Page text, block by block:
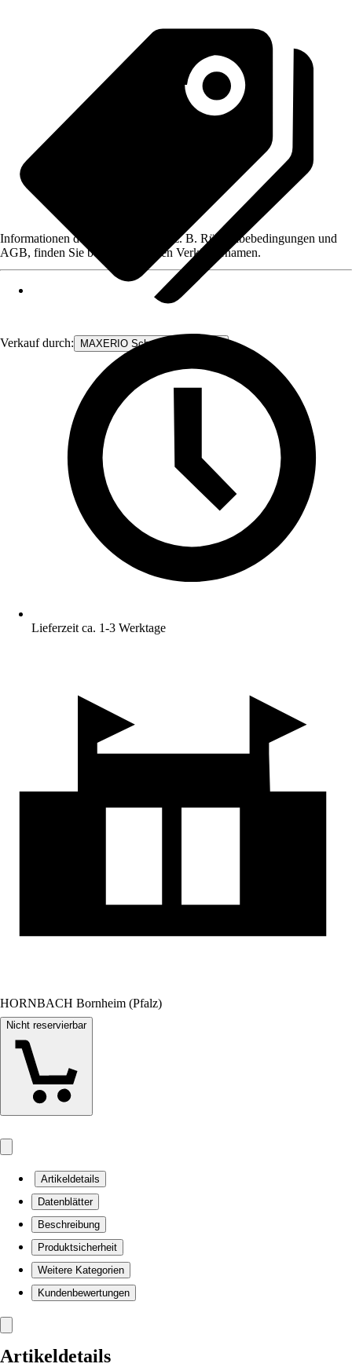
Verkauf durch: MAXERIO Schraubfundamente
Informationen des Verkäufers, wie z. B. Rückgabebedingungen und
AGB, finden Sie bei Klick auf den Verkäufernamen.
Lieferzeit ca. 1-3 Werktage
HORNBACH Bornheim (Pfalz)
Nicht reservierbar
Artikeldetails
Datenblätter
Beschreibung
Produktsicherheit
Weitere Kategorien
Kundenbewertungen
Artikeldetails